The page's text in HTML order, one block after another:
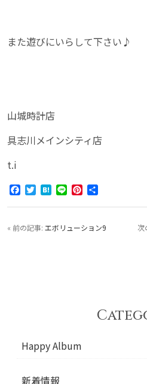
また遊びにいらして下さい♪
山城時計店
具志川メインシティ店
t.i
Facebook
TwitterHatena
Line Pinterest
« 前の記事: エボリューション9 次
Happy Album
新着情報